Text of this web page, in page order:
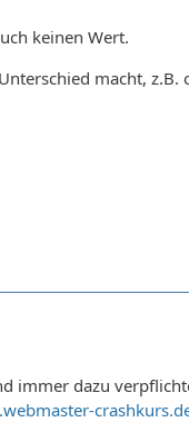
keinen Wert.
macht,
immer dazu